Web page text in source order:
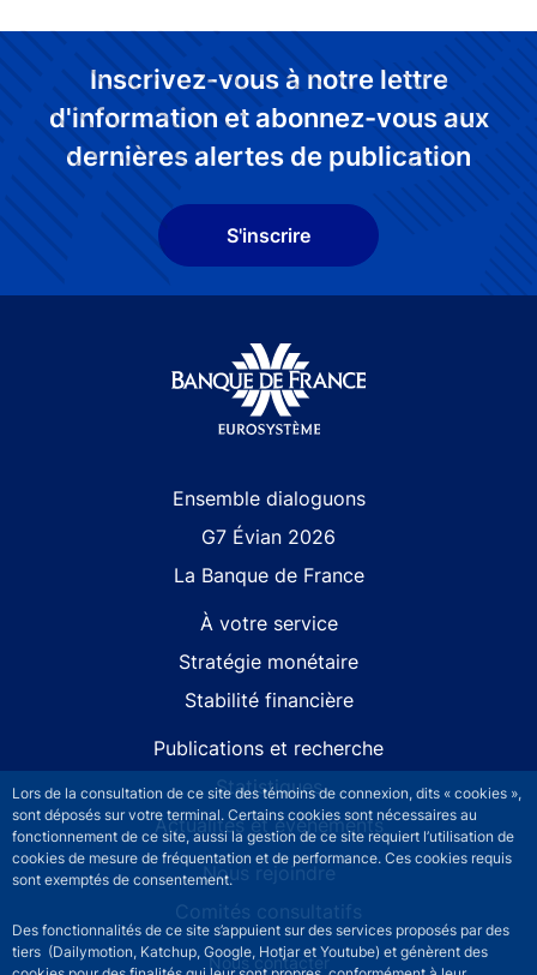
Lors de la consultation de ce site des témoins de connexion, dits « cookies »,
sont déposés sur votre terminal. Certains cookies sont nécessaires au
fonctionnement de ce site, aussi la gestion de ce site requiert l’utilisation de
cookies de mesure de fréquentation et de performance. Ces cookies requis
sont exemptés de consentement.
Des fonctionnalités de ce site s’appuient sur des services proposés par des
tiers (Dailymotion, Katchup, Google, Hotjar et Youtube) et génèrent des
Inscrivez-vous à notre lettre
d'information et abonnez-vous aux
dernières alertes de publication
S'inscrire
Ensemble dialoguons
G7 Évian 2026
La Banque de France
À votre service
Stratégie monétaire
Stabilité financière
Publications et recherche
Statistiques
Actualités et événements
Nous rejoindre
Comités consultatifs
Footer secondary menuNous contacter